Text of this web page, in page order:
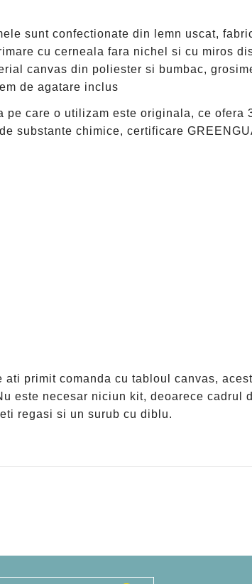
sunt confectionate din lemn uscat,
cu cerneala fara nichel si cu miros
canvas din poliester si bumbac,
de agatare inclus
pe care o utilizam este originala, ce
substante chimice, certificare
ati primit comanda cu tabloul canvas,
este necesar niciun kit, deoarece
regasi si un surub cu diblu.